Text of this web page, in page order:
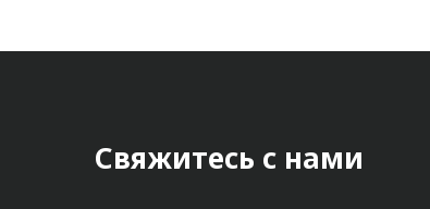
Свяжитесь с нами